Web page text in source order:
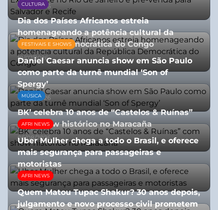
03/08/2026
CULTURA
Dia dos Países Africanos estreia
homenageando a potência cultural da
República Democrática do Congo
10/07/2026
FESTIVAIS E SHOWS
Daniel Caesar anuncia show em São Paulo
como parte da turnê mundial ‘Son of
Spergy’
05/08/2026
MÚSICA
BK’ celebra 10 anos de “Castelos & Ruínas”
com show histórico no Maracaña
06/08/2026
AFRI NEWS
Uber Mulher chega a todo o Brasil, e oferece
mais segurança para passageiras e
motoristas
10/07/2026
AFRI NEWS
Quem Matou Tupac Shakur? 30 anos depois,
julgamento e novo processo civil prometem